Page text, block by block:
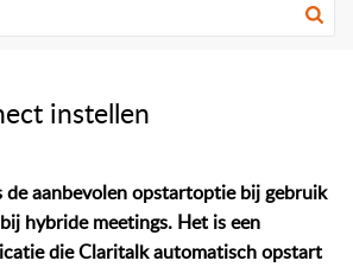
instellen
aanbevolen opstartoptie bij gebruik
hybride meetings. Het is een
die Claritalk automatisch opstart